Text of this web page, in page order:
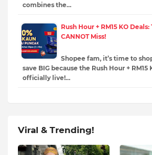
combines the…
Rush Hour + RM15 KO Deals:
CANNOT Miss!
Shopee fam, it’s time to
save BIG because the Rush Hour + RM15
officially live!…
Viral & Trending!